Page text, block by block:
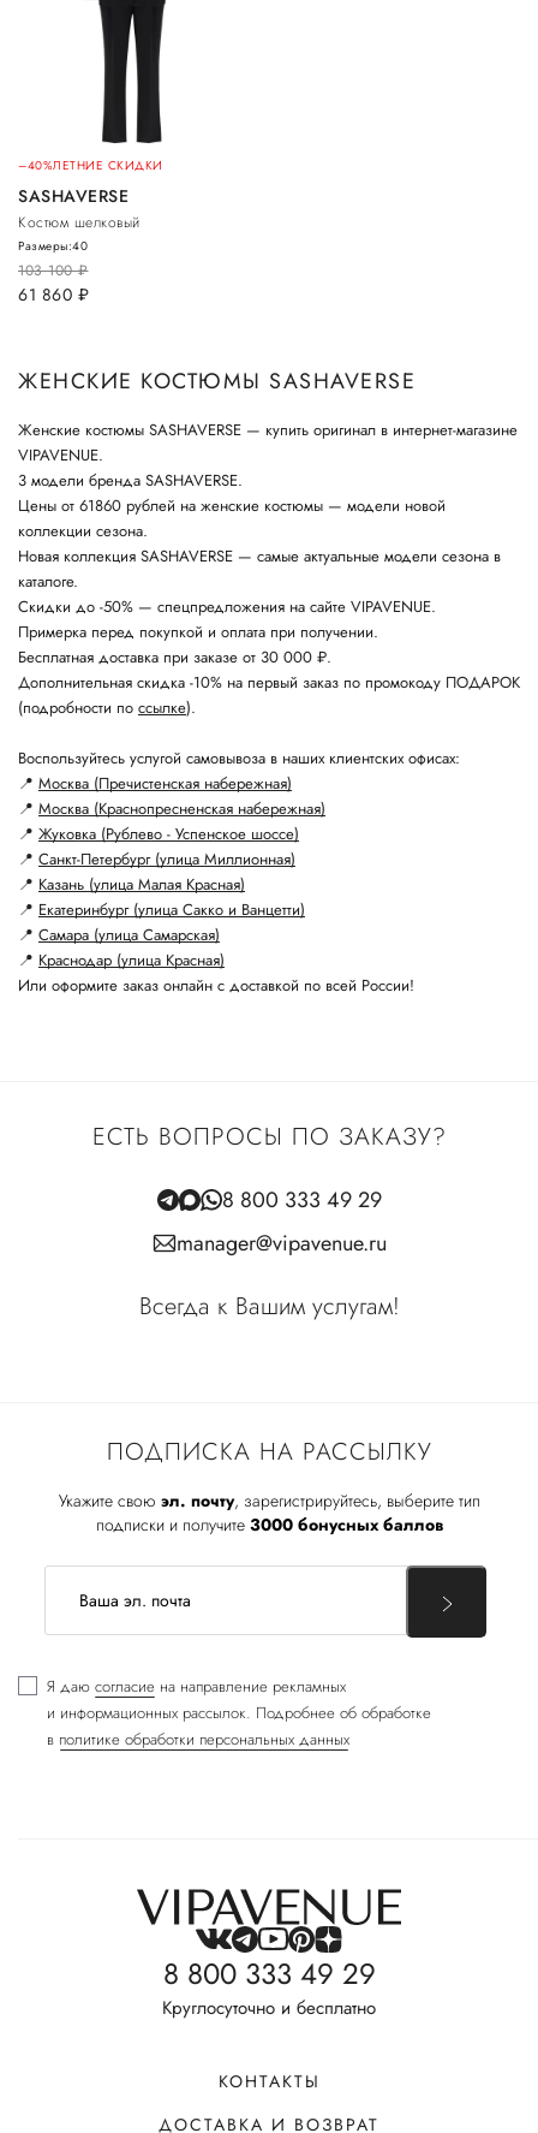
–40%ЛЕТНИЕ СКИДКИ
SASHAVERSE
Костюм шелковый
103 100руб.
61 860 руб.
Размеры:40
ЖЕНСКИЕ КОСТЮМЫ SASHAVERSE
Женские костюмы SASHAVERSE — купить оригинал в интернет-магазине
VIPAVENUE.
3 модели бренда SASHAVERSE.
Цены от 61860 рублей на женские костюмы — модели новой
коллекции сезона.
Новая коллекция SASHAVERSE — самые актуальные модели сезона в
каталоге.
Скидки до -50% — спецпредложения на сайте VIPAVENUE.
Примерка перед покупкой и оплата при получении.
Бесплатная доставка при заказе от 30 000 ₽.
Дополнительная скидка -10% на первый заказ по промокоду ПОДАРОК
(подробности по ссылке).
Воспользуйтесь услугой самовывоза в наших клиентских офисах:
📍 Москва (Пречистенская набережная)
📍 Москва (Краснопресненская набережная)
📍 Жуковка (Рублево - Успенское шоссе)
📍 Санкт-Петербург (улица Миллионная)
📍 Казань (улица Малая Красная)
📍 Екатеринбург (улица Сакко и Ванцетти)
📍 Самара (улица Самарская)
📍 Краснодар (улица Красная)
Или оформите заказ онлайн с доставкой по всей России!
ПОДПИСКА НА РАССЫЛКУ
Укажите свою эл. почту, зарегистрируйтесь, выберите тип
подписки и получите 3000 бонусных баллов
Я даю согласие на направление рекламных
и информационных рассылок. Подробнее об обработке
в политике обработки персональных данных
ЕСТЬ ВОПРОСЫ ПО ЗАКАЗУ?
8 800 333 49 29
manager@vipavenue.ru
Всегда к Вашим услугам!
8 800 333 49 29
Круглосуточно и бесплатно
КОНТАКТЫ
ДОСТАВКА И ВОЗВРАТ